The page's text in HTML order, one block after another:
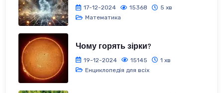
17-12-2024 15368
5 хв
Математика
Чому горять зірки?
19-12-2024 15145
1 хв
Енциклопедія для всіх